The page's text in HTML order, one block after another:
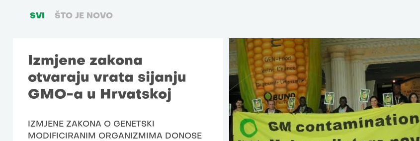
SVI ŠTO JE NOVO
Izmjene zakona
otvaraju vrata sijanju
GMO-a u Hrvatskoj
IZMJENE ZAKONA O GENETSKI
MODIFICIRANIM ORGANIZMIMA DONOSE